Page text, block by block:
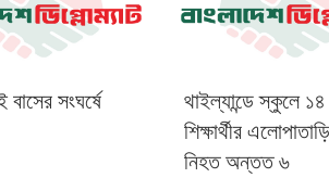
বাসের সংঘর্ষে
থাইল্যান্ডে স্কুলে
শিক্ষার্থীর
নিহত অন্তত ৬